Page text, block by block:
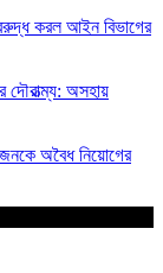
করল আইন বিভাগের
দৌরাত্ম্য: অসহায়
জনকে অবৈধ নিয়োগের